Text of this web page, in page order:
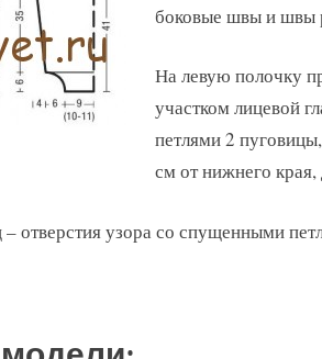
боковые швы и швы
На левую полочку
участком лицевой
петлями 2
см от нижнего
– отверстия узора со спущенными